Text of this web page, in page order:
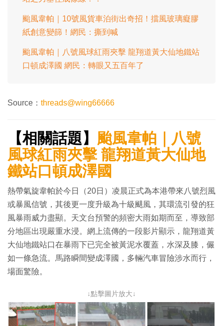
颱風韋帕｜10號風貨車泊街出奇招！擋風玻璃癡膠
紙創意變篩！網民：撕到喊
颱風韋帕｜八號風球紅雨夾擊 龍翔道黃大仙地鐵站
口頓成澤國 網民：轉眼又五百年了
Source： threads@wing66666
【相關話題】 颱風韋帕｜八號
風球紅雨夾擊 龍翔道黃大仙地
鐵站口頓成澤國
熱帶氣旋韋帕於今日（20日）凌晨正式為本港帶來八號烈風
或暴風信號，其後更一度升級為十級颶風，其環流引發的狂
風暴雨威力盡顯。天文台預警的頻密大雨如期而至，導致部
分地區出現嚴重水浸。網上流傳的一段影片顯示，龍翔道黃
大仙地鐵站口在暴雨下已完全被黃泥水覆蓋，水深及膝，儼
如一條急流。馬路瞬間變成澤國，多輛汽車冒險涉水而行，
場面驚險。
↓點擊圖片放大↓